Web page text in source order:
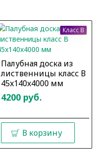
Класс B
Палубная доска из
лиственницы класс В
45x140x4000 мм
4200 руб.
В корзину